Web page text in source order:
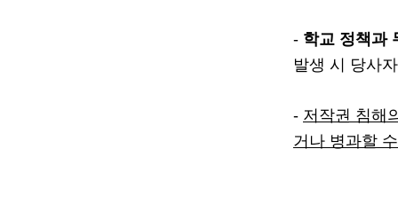
- 학교 정책과
발생 시 당사
- 저작권 침해
거나 병과할